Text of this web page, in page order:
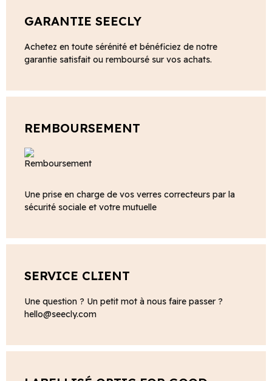
GARANTIE SEECLY
Achetez en toute sérénité et bénéficiez de notre
garantie satisfait ou remboursé sur vos achats.
REMBOURSEMENT
Une prise en charge de vos verres correcteurs par la
sécurité sociale et votre mutuelle
SERVICE CLIENT
Une question ? Un petit mot à nous faire passer ?
hello@seecly.com